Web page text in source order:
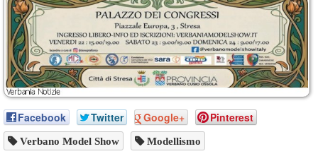
Facebook Twitter Google+ Pinterest
Verbano Model Show Modellismo